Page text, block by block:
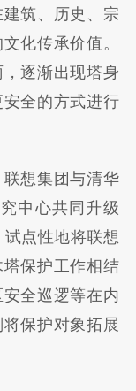
筑、历史、宗
化传承价值。
逐渐出现塔身
全的方式进行
想集团与清华
中心共同升级
试点性地将联想
保护工作相结
全巡逻等在内
保护对象拓展